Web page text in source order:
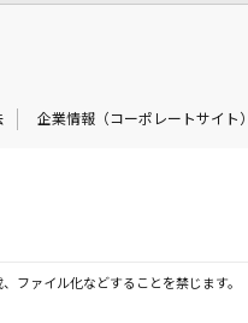
企業情報（コーポレートサイト）
ファイル化などすることを禁じます。